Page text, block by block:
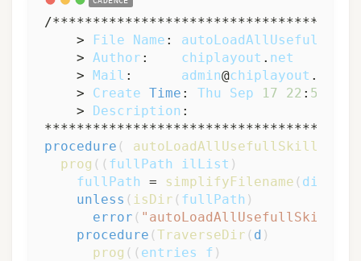
/
    >
File Name :
    >
Author : chiplayout . net
    >
Mail : admin@chiplayout .
    >
Create Time : Thu Sep 17 22 : 51
    >
Description :
procedure ( autoLoadAllUsefullSkill
prog ( ( fullPath ilList )
fullPath
= simplifyFilename ( dir
unless ( isDir ( fullPath )
error ( "autoLoadAllUsefullSkill:
procedure (TraverseDir ( d )
prog ( ( entries f )